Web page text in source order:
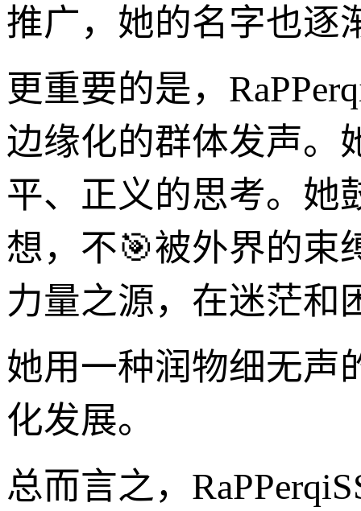
推广，她的名字也逐
更重要的是，
边缘化的群体发声。
平、正义的思考。她
想，不🎯被外界的束
力量之源，在迷茫和
她用一种润物细无声
化发展。
总而言之，